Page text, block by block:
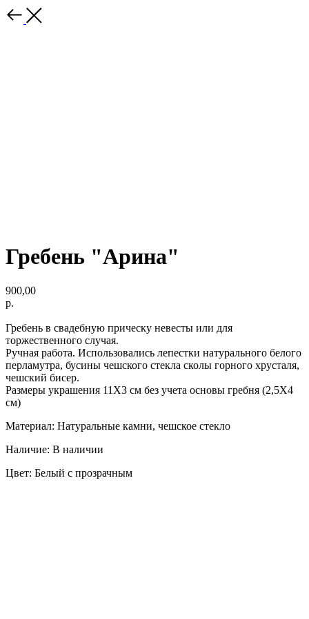
Гребень "Арина"
900,00
р.
Гребень в свадебную прическу невесты или для
торжественного случая.
Ручная работа. Использовались лепестки натурального белого
перламутра, бусины чешского стекла сколы горного хрусталя,
чешский бисер.
Размеры украшения 11Х3 см без учета основы гребня (2,5Х4
см)
Материал: Натуральные камни, чешское стекло
Наличие: В наличии
Цвет: Белый с прозрачным